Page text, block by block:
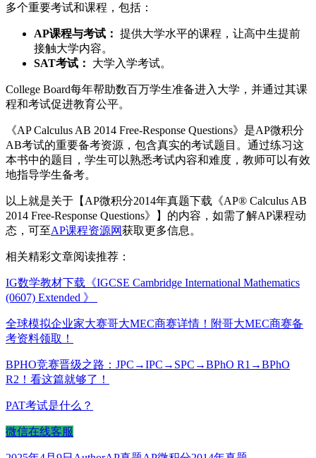
多个重要考试和课程，包括：
AP课程与考试： 提供大学水平的课程，让高中生提前
接触大学内容。
SAT考试：
大学入学考试。
College Board每年帮助数百万学生准备进入大学，并通过其课
程和考试促进教育公平。
《AP Calculus AB 2014 Free-Response Questions》是AP微积分
AB考试的重要备考资源，包含真实的考试题目。通过练习这
本书中的题目，学生可以熟悉考试内容和难度，教师可以有效
地指导学生备考。
以上就是关于【AP微积分2014年真题下载《AP® Calculus AB
2014 Free-Response Questions》】的内容，如需了解AP课程动
态，可至AP课程资源网获取更多信息。
相关精彩文章阅读推荐：
IG数学教材下载《IGCSE Cambridge International Mathematics
(0607) Extended 》
全球模拟企业家大赛哥大MEC商赛详情！附哥大MEC商赛备
考资料领取！
BPHO竞赛晋级之路：JPC→IPC→SPC→BPhO R1→BPhO
R2！看这篇就够了！
PAT考试是什么？
微信在线客服